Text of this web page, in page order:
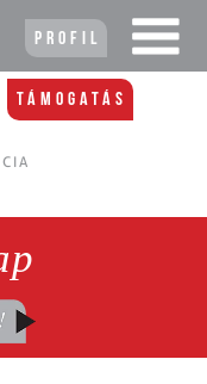
Profil
Támogatás